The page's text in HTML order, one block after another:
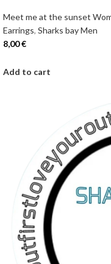
Meet me at the sunset
Earrings, Sharks bay Men
8,00€
Add to cart